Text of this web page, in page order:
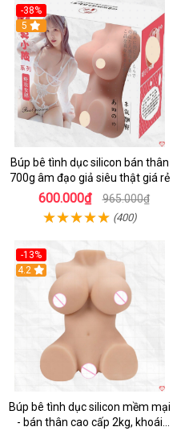
-38%
5
Búp bê tình dục silicon bán thân
700g âm đạo giả siêu thật giá rẻ
600.000₫ 965.000₫
(400)
-13%
4.2
Búp bê tình dục silicon mềm mại
- bán thân cao cấp 2kg, khoái